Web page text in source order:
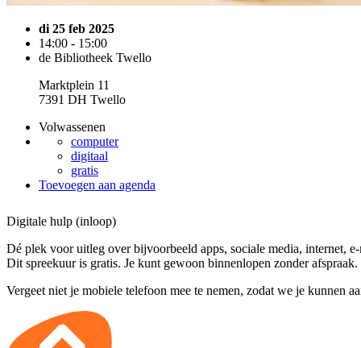
di 25 feb 2025
14:00 - 15:00
de Bibliotheek Twello
Marktplein 11
7391 DH Twello
Volwassenen
computer
digitaal
gratis
Toevoegen aan agenda
Digitale hulp (inloop)
Dé plek voor uitleg over bijvoorbeeld apps, sociale media, internet,
Dit spreekuur is gratis. Je kunt gewoon binnenlopen zonder afspraak.
Vergeet niet je mobiele telefoon mee te nemen, zodat we je kunnen